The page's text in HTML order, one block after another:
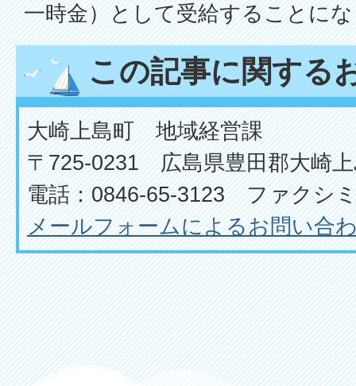
一時金）として受給することに
この記事に関する
大崎上島町 地域経営課
〒725-0231 広島県豊田郡大崎
電話：0846-65-3123 ファクシ
メールフォームによるお問い合